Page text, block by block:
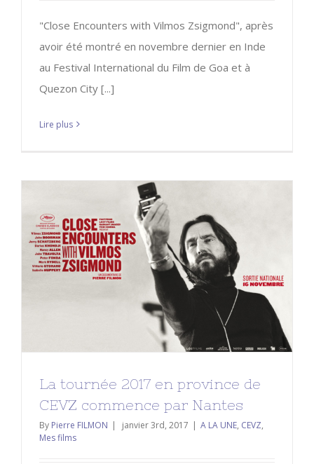
"Close Encounters with Vilmos Zsigmond", après
avoir été montré en novembre dernier en Inde
au Festival International du Film de Goa et à
Quezon City [...]
Lire plus
La tournée 2017 en province de
CEVZ commence par Nantes
A LA UNE CEVZ Mes films
La tournée 2017 en province de
CEVZ commence par Nantes
By Pierre FILMON | janvier 3rd, 2017 | A LA UNE, CEVZ,
Mes films